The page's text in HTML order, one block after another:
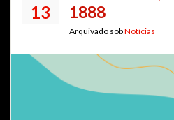
13
1888
Arquivado sobNotícias